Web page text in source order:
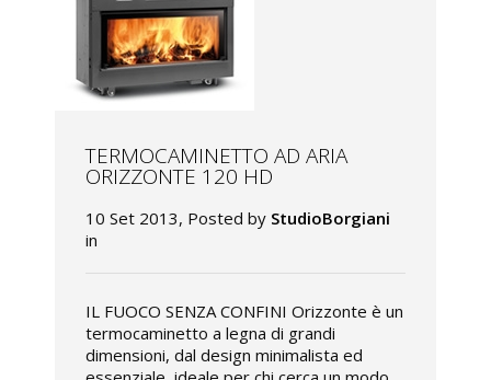
TERMOCAMINETTO AD ARIA
ORIZZONTE 120 HD
10 Set 2013, Posted by StudioBorgiani
in
IL FUOCO SENZA CONFINI Orizzonte è un
termocaminetto a legna di grandi
dimensioni, dal design minimalista ed